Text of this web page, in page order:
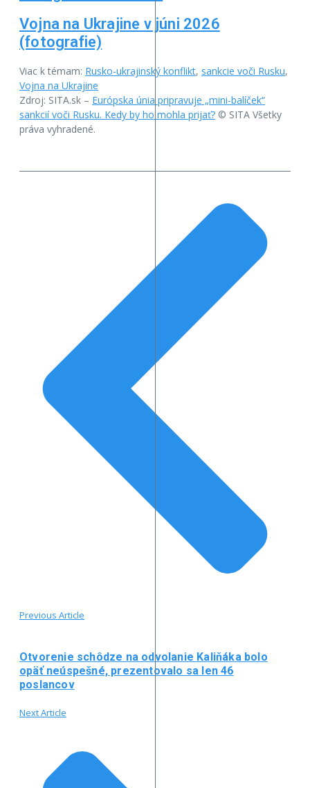
Vojna na Ukrajine v júni 2026
(fotografie)
Viac k témam: Rusko-ukrajinský konflikt, sankcie voči Rusku,
Vojna na Ukrajine
Zdroj: SITA.sk – Európska únia pripravuje „mini-balíček“
sankcií voči Rusku. Kedy by ho mohla prijať? © SITA Všetky
práva vyhradené.
Previous Article
Otvorenie schôdze na odvolanie Kaliňáka bolo
opäť neúspešné, prezentovalo sa len 46
poslancov
Next Article